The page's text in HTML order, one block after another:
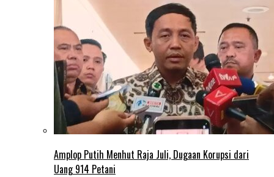
Amplop Putih Menhut Raja Juli, Dugaan Korupsi dari
Uang 914 Petani